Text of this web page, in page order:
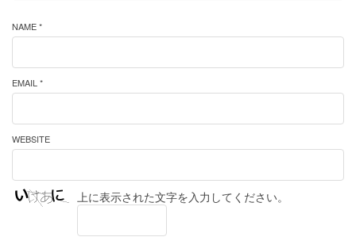
NAME *
EMAIL *
WEBSITE
上に表示された文字を入力してください。